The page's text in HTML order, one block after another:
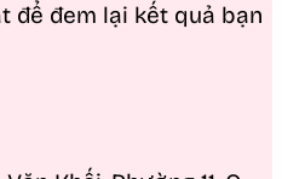
để đem lại kết quả bạn